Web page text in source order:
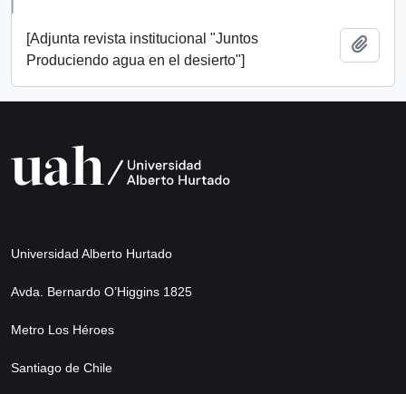
[Adjunta revista institucional "Juntos
Produciendo agua en el desierto"]
Universidad Alberto Hurtado
Avda. Bernardo O’Higgins 1825
Metro Los Héroes
Santiago de Chile